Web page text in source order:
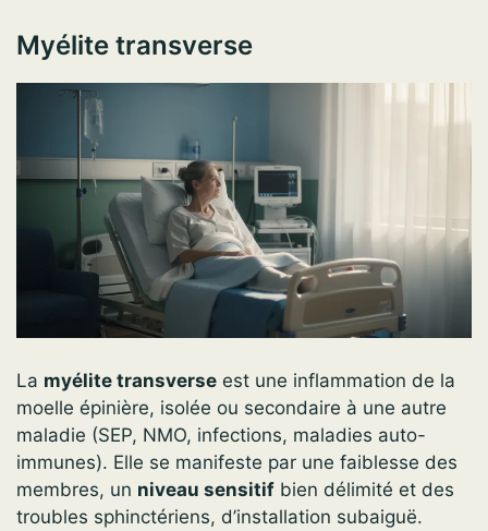
Myélite transverse
La myélite transverse est une inflammation de la
moelle épinière, isolée ou secondaire à une autre
maladie (SEP, NMO, infections, maladies auto-
immunes). Elle se manifeste par une faiblesse des
membres, un niveau sensitif bien délimité et des
troubles sphinctériens, d’installation subaiguë.